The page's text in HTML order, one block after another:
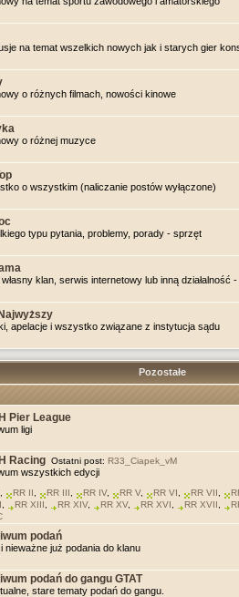
na temat wszelkich nowych jak i starych gier
o różnych filmach, nowości kinowe
o różnej muzyce
o wszystkim (naliczanie postów wyłączone)
typu pytania, problemy, porady - sprzęt
klan, serwis internetowy lub inną działalność
apelacje i wszystko związane z instytucja sądu
Pozostałe
Pier League
ligi
Racing Ostatni post: R33_Ciapek_vM
wszystkich edycji
RR II RR III RR IV, RR V, RR VI RR VII
RR XIII RR XIV, RR XV, RR XVI RR XVII
podań
nieważne już podania do klanu
podań do gangu GTAT
stare tematy podań do gangu.